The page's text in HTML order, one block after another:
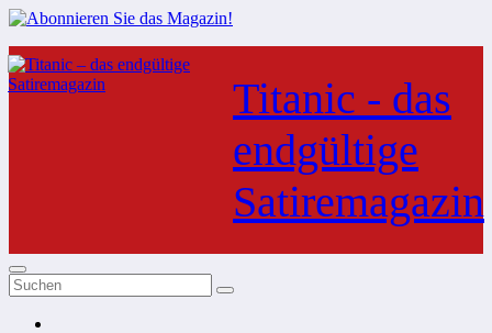
Zum
Inhalt
springen
Titanic - das
endgültige
Satiremagazin